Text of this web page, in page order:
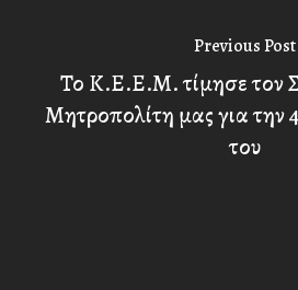
Previous Post
Το Κ.Ε.Ε.Μ. τίμησε τον
Μητροπολίτη μας για την
του